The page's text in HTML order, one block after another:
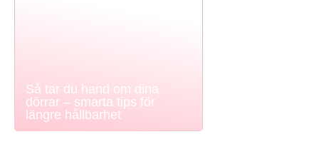
Så tar du hand om dina
dörrar – smarta tips för
längre hållbarhet